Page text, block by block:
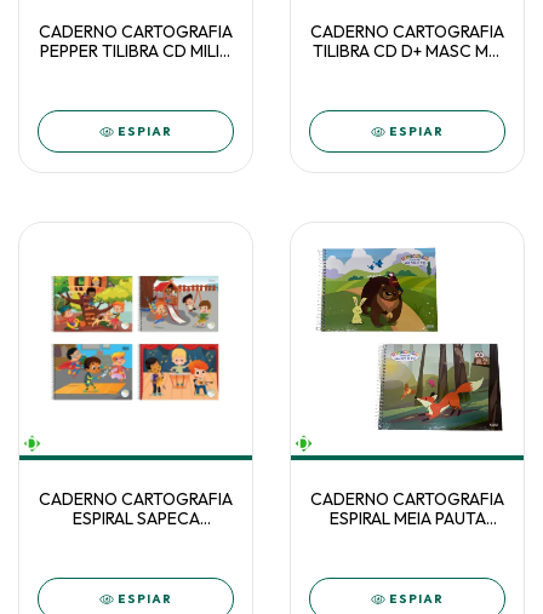
CADERNO CARTOGRAFIA
PEPPER TILIBRA CD MILIM
ESPIAR
CADERNO CARTOGRAFIA
TILIBRA CD D+ MASC MM
ESPIAR
CADERNO CARTOGRAFIA
ESPIRAL SAPECA
ESPIAR
CADERNO CARTOGRAFIA
ESPIRAL MEIA PAUTA
ESPIAR